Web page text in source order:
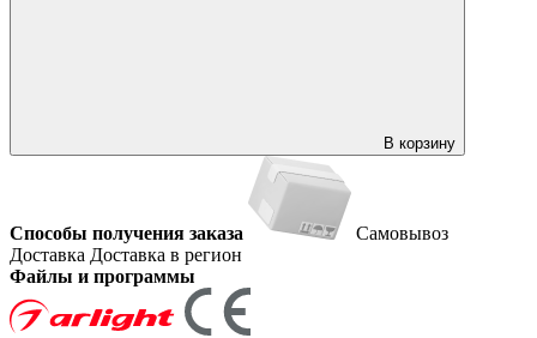
В корзину
Способы получения заказа
Самовывоз
Доставка Доставка в регион
Файлы и программы